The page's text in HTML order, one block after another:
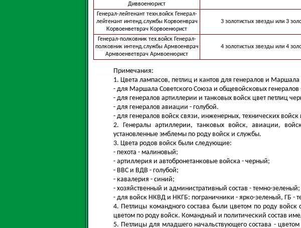
Диввоенюрист
Генерал-лейтенант техн.войск Генерал-
лейтенант интенд.службы Корвоенврач
Корвоенветврач Корвоенюрист
3 золотистых звезды или 3
Генерал-полковник тех.войск Генерал-
полковник интенд.службы Армвоенврач
Армвоенветврач Армвоенюрист
4 золотистых звезды или 4
Примечания:
1. Цвета лампасов, петлиц и кантов для генералов и
- для Маршала Советского Союза и общевойсковых генералов
- для генералов артиллерии и танковых войск цвет петлиц
- для генералов авиации - голубой.
- для генералов войск связи, инженерных, технических
2. Генералы артиллерии, танковых войск, авиации,
установленные эмблемы по роду войск и службы.
3. Цвета родов войск были следующие:
- пехота - малиновый;
- артиллерия и автобронетанковые войска - черный;
- ВВС и ВДВ - голубой;
- кавалерия - синий;
- хозяйственный и административный состав - темно-зеленый;
- для войск НКВД и НКГБ: пограничники - ярко-зеленый, ГБ -
4. Петлицы командного состава были цветом по роду войск
цветом по роду войск. Командный и политический состав
5. Петлицы для младшего начальствующего состава -